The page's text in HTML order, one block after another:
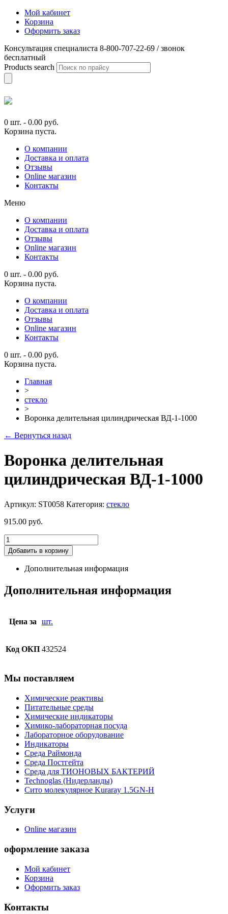
Мой кабинет
Корзина
Оформить заказ
Консультация специалиста 8-800-707-22-69 / звонок
бесплатный
Products search
0 шт. - 0.00 руб.
Корзина пуста.
О компании
Доставка и оплата
Отзывы
Online магазин
Контакты
Меню
О компании
Доставка и оплата
Отзывы
Online магазин
Контакты
0 шт. - 0.00 руб.
Корзина пуста.
О компании
Доставка и оплата
Отзывы
Online магазин
Контакты
0 шт. - 0.00 руб.
Корзина пуста.
Главная
>
стекло
>
Воронка делительная цилиндрическая ВД-1-1000
← Вернуться назад
Воронка делительная
цилиндрическая ВД-1-1000
Артикул: ST0058 Категория: стекло
915.00 руб.
Добавить в корзину
Дополнительная информация
Дополнительная информация
Цена за шт.
Код ОКП 432524
Мы поставляем
Химические реактивы
Питательные среды
Химические индикаторы
Химико-лабораторная посуда
Лабораторное оборудование
Индикаторы
Среда Раймонда
Среда Постгейта
Среда для ТИОНОВЫХ БАКТЕРИЙ
Technoglas (Нидерланды)
Сито молекулярное Kuraray 1.5GN-H
Услуги
Online магазин
оформление заказа
Мой кабинет
Корзина
Оформить заказ
Контакты